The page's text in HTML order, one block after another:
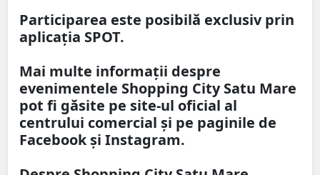
Participarea este posibilă exclusiv prin
aplicația SPOT.
Mai multe informații despre
evenimentele Shopping City Satu Mare
pot fi găsite pe site-ul oficial al
centrului comercial și pe paginile de
Facebook și Instagram.